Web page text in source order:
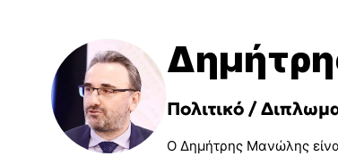
Πολιτικό /
Ο Δημήτρης Μανώλης